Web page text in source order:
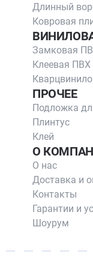
Длинный
Ковровая
Замковая
Клеевая ПВХ
ПРОЧЕЕ
Подложка
Плинтус
Клей
О
О нас
Доставка и
Контакты
Гарантии и
Шоурум